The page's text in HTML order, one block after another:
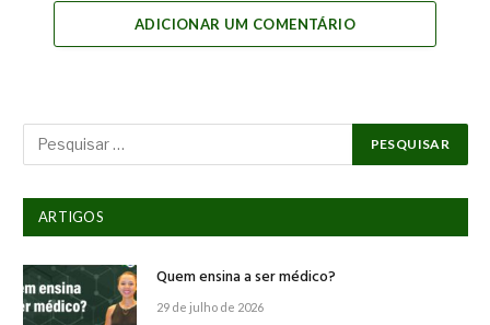
ADICIONAR UM COMENTÁRIO
ARTIGOS
Quem ensina a ser médico?
29 de julho de 2026